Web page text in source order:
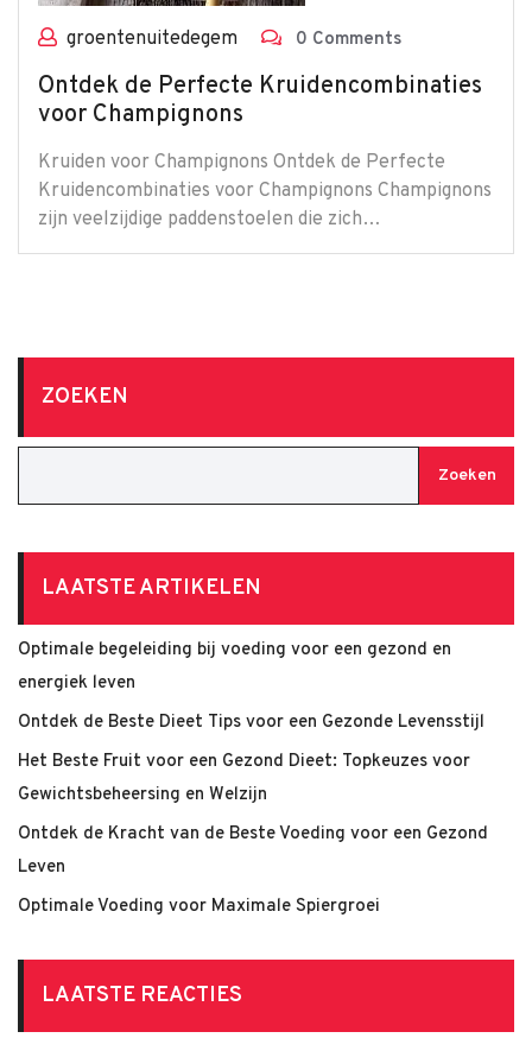
groentenuitedegem 0 Comments
Ontdek de Perfecte Kruidencombinaties
voor Champignons
Kruiden voor Champignons Ontdek de Perfecte
Kruidencombinaties voor Champignons Champignons
zijn veelzijdige paddenstoelen die zich…
ZOEKEN
Zoeken
LAATSTE ARTIKELEN
Optimale begeleiding bij voeding voor een gezond en
energiek leven
Ontdek de Beste Dieet Tips voor een Gezonde Levensstijl
Het Beste Fruit voor een Gezond Dieet: Topkeuzes voor
Gewichtsbeheersing en Welzijn
Ontdek de Kracht van de Beste Voeding voor een Gezond
Leven
Optimale Voeding voor Maximale Spiergroei
LAATSTE REACTIES